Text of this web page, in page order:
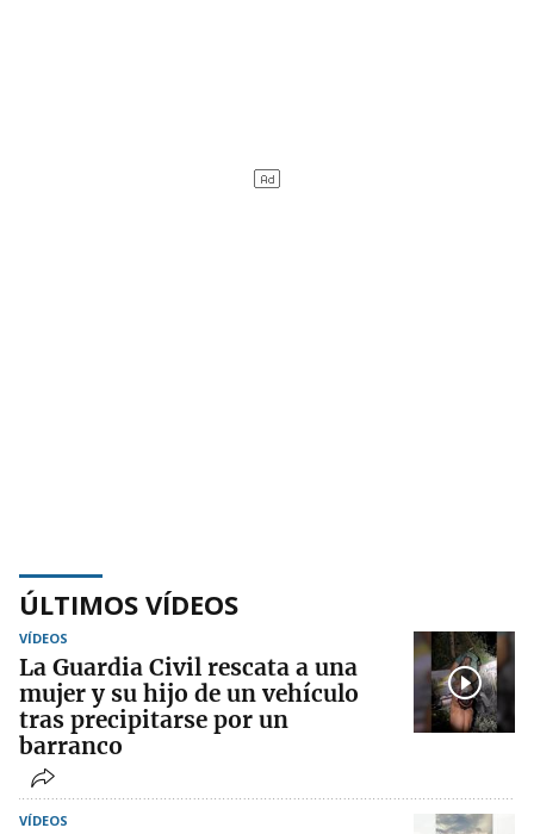
ÚLTIMOS VÍDEOS
VÍDEOS
La Guardia Civil rescata a una
mujer y su hijo de un vehículo
tras precipitarse por un
barranco
VÍDEOS